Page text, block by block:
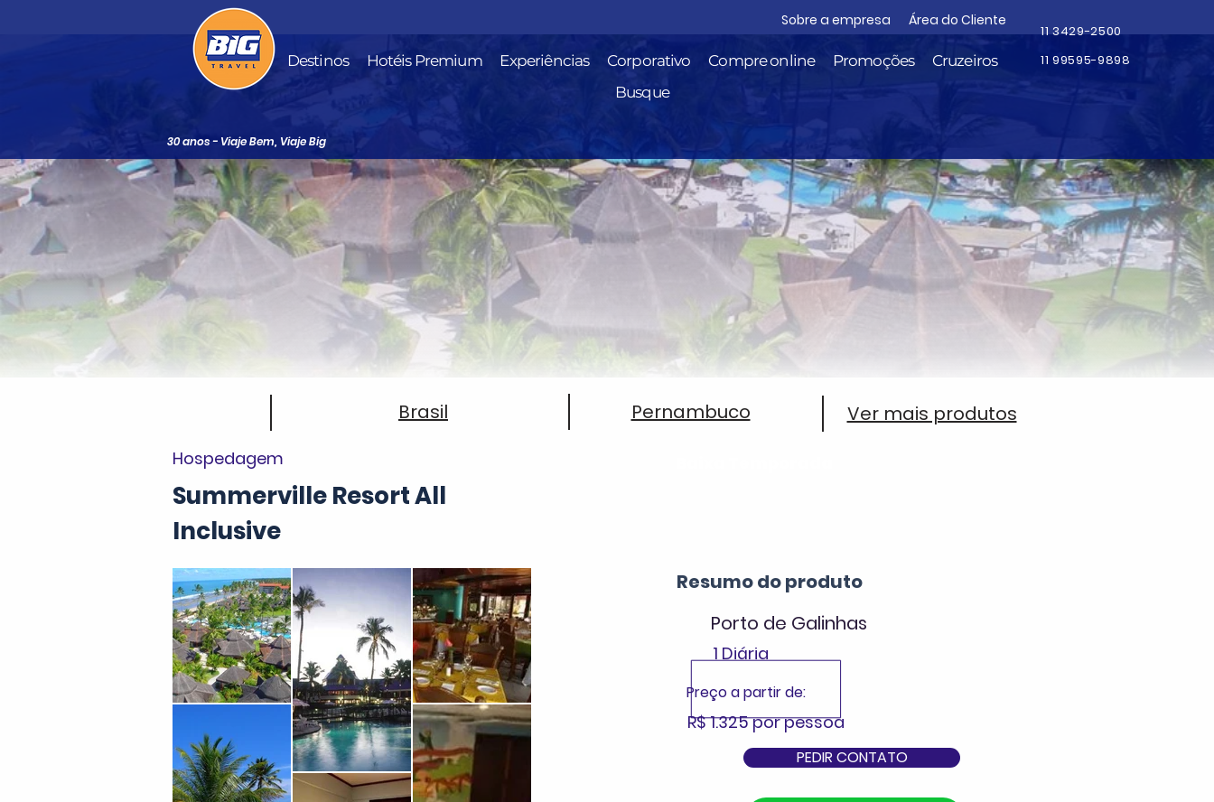
Sobre a empresa Área do Cliente
Destinos Hotéis Premium Experiências Corporativo Compre online Promoções
Cruzeiros
Busque
11 3429-2500
11 99595-9898
30 anos - Viaje Bem, Viaje Big
Brasil Pernambuco Ver mais produtos
Hospedagem
Summerville Resort All
Inclusive
Resumo do produto
Porto de Galinhas
1 Diária
Preço a partir de:
R$ 1.325 por pessoa
PEDIR CONTATO